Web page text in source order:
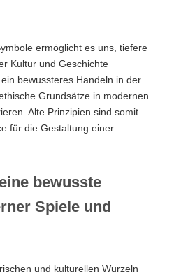
ermöglicht es uns, tiefere
Kultur und Geschichte
bewussteres Handeln in der
Grundsätze in modernen
Alte Prinzipien sind somit
für die Gestaltung einer
bewusste
Spiele und
und kulturellen Wurzeln